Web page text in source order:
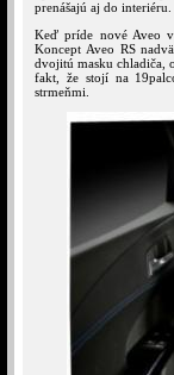
prenášajú aj do interiéru.
Keď príde nové Aveo
Koncept Aveo RS
dvojitú masku chladiča,
fakt, že stojí na
strmeňmi.